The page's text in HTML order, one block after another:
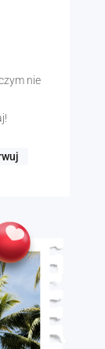
nie